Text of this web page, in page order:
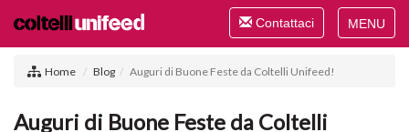
Toggle
Toggle
navigation
Contattaci
Home Blog Auguri di Buone Feste da Coltelli Unifeed!
Auguri di Buone Feste da Coltelli